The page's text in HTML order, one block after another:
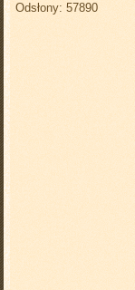
Odsłony: 57890